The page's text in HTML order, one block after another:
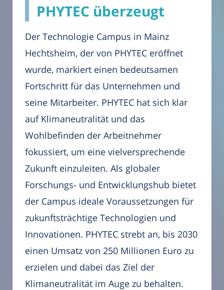
PHYTEC überzeugt
Der Technologie Campus in Mainz
Hechtsheim, der von PHYTEC eröffnet
wurde, markiert einen bedeutsamen
Fortschritt für das Unternehmen und
seine Mitarbeiter. PHYTEC hat sich klar
auf Klimaneutralität und das
Wohlbefinden der Arbeitnehmer
fokussiert, um eine vielversprechende
Zukunft einzuleiten. Als globaler
Forschungs- und Entwicklungshub bietet
der Campus ideale Voraussetzungen für
zukunftsträchtige Technologien und
Innovationen. PHYTEC strebt an, bis 2030
einen Umsatz von 250 Millionen Euro zu
erzielen und dabei das Ziel der
Klimaneutralität im Auge zu behalten.